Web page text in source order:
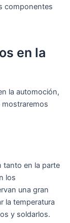
componentes
en la
la automoción,
mostraremos
tanto en la parte
los
una gran
la temperatura
y soldarlos.